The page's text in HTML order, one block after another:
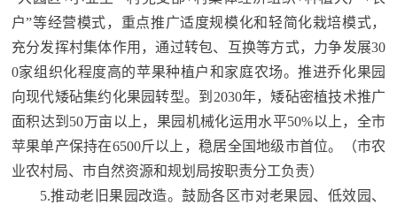
户”等经营模式，重点推广适度规模化和轻简化栽培模式，
充分发挥村集体作用，通过转包、互换等方式，力争发展30
0家组织化程度高的苹果种植户和家庭农场。推进乔化果园
向现代矮砧集约化果园转型。到2030年，矮砧密植技术推广
面积达到50万亩以上，果园机械化运用水平50%以上，全市
苹果单产保持在6500斤以上，稳居全国地级市首位。（市农
业农村局、市自然资源和规划局按职责分工负责）
5.推动老旧果园改造。鼓励各区市对老果园、低效园、